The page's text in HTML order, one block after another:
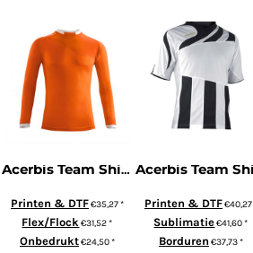
Acerbis Team Shirt Astro (Lange Mouw)
Printen & DTF€35,27*
Flex/Flock€31,52*
Onbedrukt€24,50*
Printen & DTF€40,27
Sublimatie€41,60*
Borduren €37,73*